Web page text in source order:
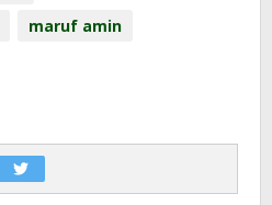
maruf amin